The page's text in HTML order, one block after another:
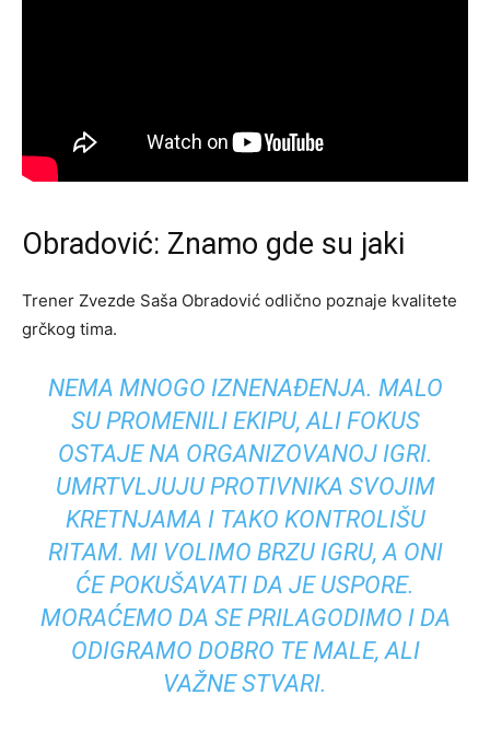
Obradović: Znamo gde su jaki
Trener Zvezde Saša Obradović odlično poznaje kvalitete
grčkog tima.
NEMA MNOGO IZNENAĐENJA. MALO
SU PROMENILI EKIPU, ALI FOKUS
OSTAJE NA ORGANIZOVANOJ IGRI.
UMRTVLJUJU PROTIVNIKA SVOJIM
KRETNJAMA I TAKO KONTROLIŠU
RITAM. MI VOLIMO BRZU IGRU, A ONI
ĆE POKUŠAVATI DA JE USPORE.
MORAĆEMO DA SE PRILAGODIMO I DA
ODIGRAMO DOBRO TE MALE, ALI
VAŽNE STVARI.